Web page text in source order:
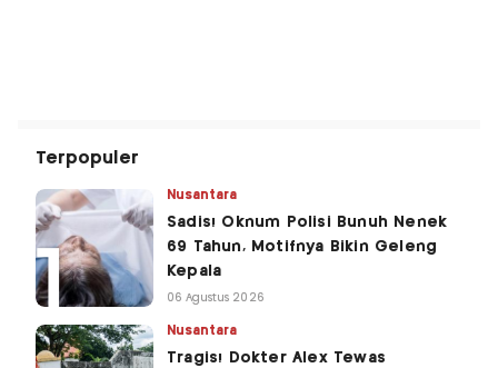
Terpopuler
Nusantara
Sadis! Oknum Polisi Bunuh Nenek
69 Tahun, Motifnya Bikin Geleng
Kepala
06 Agustus 2026
Nusantara
Tragis! Dokter Alex Tewas